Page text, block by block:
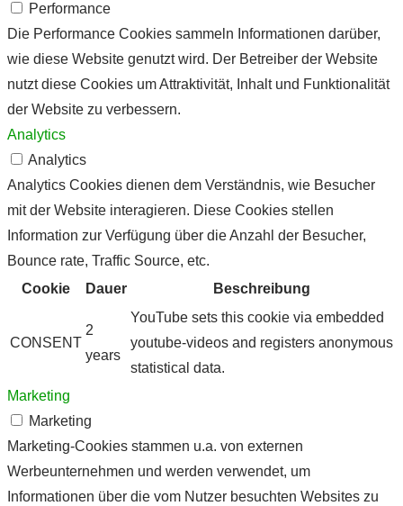
Performance
Die Performance Cookies sammeln Informationen darüber,
wie diese Website genutzt wird. Der Betreiber der Website
nutzt diese Cookies um Attraktivität, Inhalt und Funktionalität
der Website zu verbessern.
Analytics
Analytics
Analytics Cookies dienen dem Verständnis, wie Besucher
mit der Website interagieren. Diese Cookies stellen
Information zur Verfügung über die Anzahl der Besucher,
Bounce rate, Traffic Source, etc.
Cookie
Dauer Beschreibung
CONSENT
2
years
YouTube sets this cookie via embedded
youtube-videos and registers anonymous
statistical data.
Marketing
Marketing
Marketing-Cookies stammen u.a. von externen
Werbeunternehmen und werden verwendet, um
Informationen über die vom Nutzer besuchten Websites zu